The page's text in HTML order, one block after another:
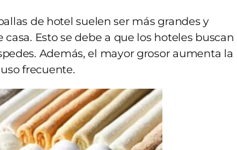
de hotel suelen ser más grandes y
Esto se debe a que los hoteles buscan
Además, el mayor grosor aumenta la
frecuente.